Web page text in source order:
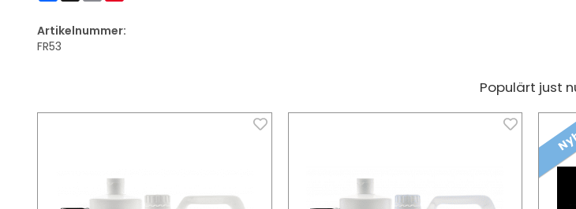
Artikelnummer:
FR53
Populärt just